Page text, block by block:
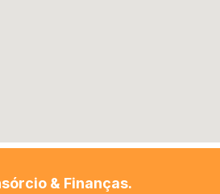
& Finanças.